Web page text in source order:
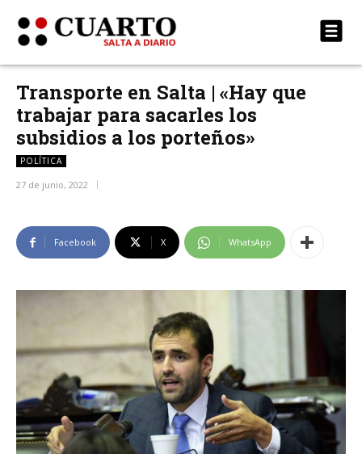
Transporte en Salta | «Hay que
trabajar para sacarles los
subsidios a los porteños»
POLÍTICA
27 de junio, 2022
Facebook X WhatsApp